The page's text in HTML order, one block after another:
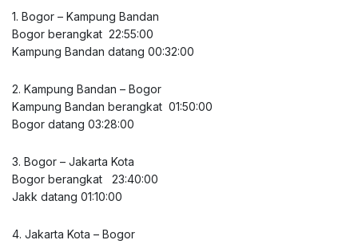
1. Bogor – Kampung Bandan
Bogor berangkat 22:55:00
Kampung Bandan datang 00:32:00
2. Kampung Bandan – Bogor
Kampung Bandan berangkat 01:50:00
Bogor datang 03:28:00
3. Bogor – Jakarta Kota
Bogor berangkat 23:40:00
Jakk datang 01:10:00
4. Jakarta Kota – Bogor